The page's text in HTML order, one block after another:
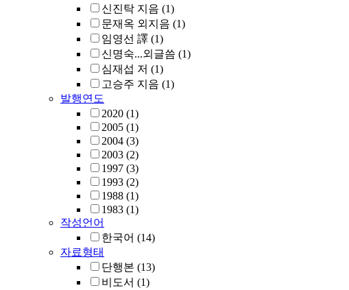
신진탁 지음 (1)
문재옥 외지음 (1)
임영선 譯 (1)
신명숙...외글씀 (1)
심재섭 저 (1)
고승주 지음 (1)
발행연도
2020 (1)
2005 (1)
2004 (3)
2003 (2)
1997 (3)
1993 (2)
1988 (1)
1983 (1)
작성언어
한국어 (14)
자료형태
단행본 (13)
비도서 (1)